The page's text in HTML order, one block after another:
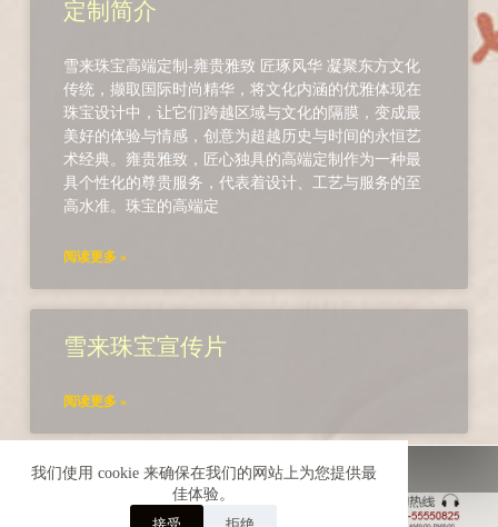
我们使用 cookie 来确保在我们的网站上为您提供最
佳体验。
定制简介
雪来珠宝高端定制-雍贵雅致 匠琢风华 凝聚东方文化
传统，撷取国际时尚精华，将文化内涵的优雅体现在
珠宝设计中，让它们跨越区域与文化的隔膜，变成最
美好的体验与情感，创意为超越历史与时间的永恒艺
术经典。雍贵雅致，匠心独具的高端定制作为一种最
具个性化的尊贵服务，代表着设计、工艺与服务的至
高水准。珠宝的高端定
阅读更多 »
雪来珠宝宣传片
阅读更多 »
雪来琥珀
雪来彩宝 联系我们